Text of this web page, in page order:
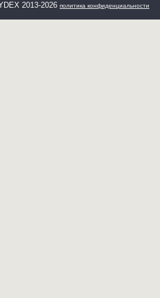
2013-2026 политика конфиденциальности